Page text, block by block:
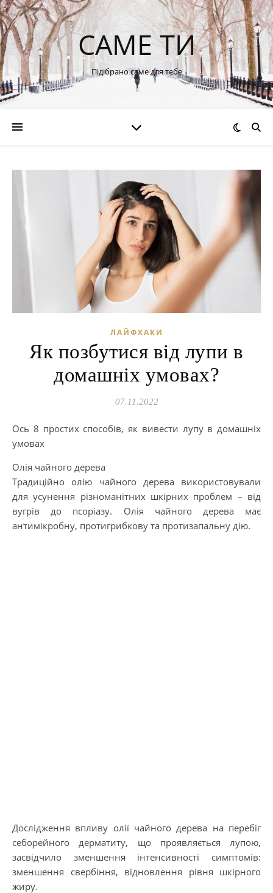
САМЕ ТИ
Підібрано саме для тебе
ЛАЙФХАКИ
Як позбутися від лупи в
домашніх умовах?
07.11.2022
Ось 8 простих способів, як вивести лупу в домашніх
умовах
Олія чайного дерева
Традиційно олію чайного дерева використовували
для усунення різноманітних шкірних проблем – від
вугрів до псоріазу. Олія чайного дерева має
антимікробну, протигрибкову та протизапальну дію.
Дослідження впливу олії чайного дерева на перебіг
себорейного дерматиту, що проявляється лупою,
засвідчило зменшення інтенсивності симптомів:
зменшення свербіння, відновлення рівня шкірного
жиру.